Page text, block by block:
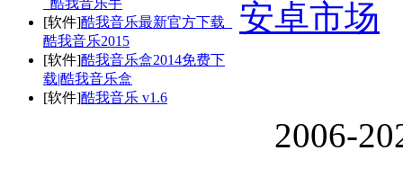
[软件]酷我音乐最新官方下载_
酷我音乐2015
[软件]酷我音乐盒2014免费下
载|酷我音乐盒
[软件]酷我音乐 v1.6
安卓市场
2006-